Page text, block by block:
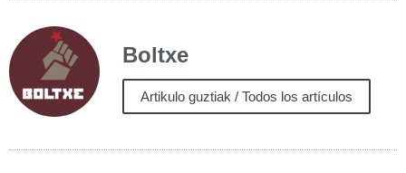
Boltxe
Artikulo guztiak / Todos los artículos